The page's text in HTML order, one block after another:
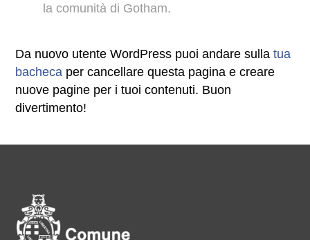
la comunità di Gotham.
Da nuovo utente WordPress puoi andare sullatua
bacheca per cancellare questa pagina e creare
nuove pagine per i tuoi contenuti. Buon
divertimento!